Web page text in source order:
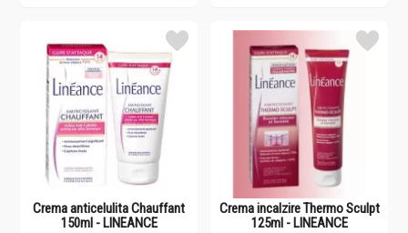
Crema anticelulita Chauffant
150ml - LINEANCE
Crema incalzire Thermo Sculpt
125ml - LINEANCE